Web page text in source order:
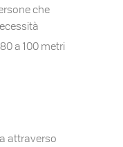
che
a 100 metri
attraverso